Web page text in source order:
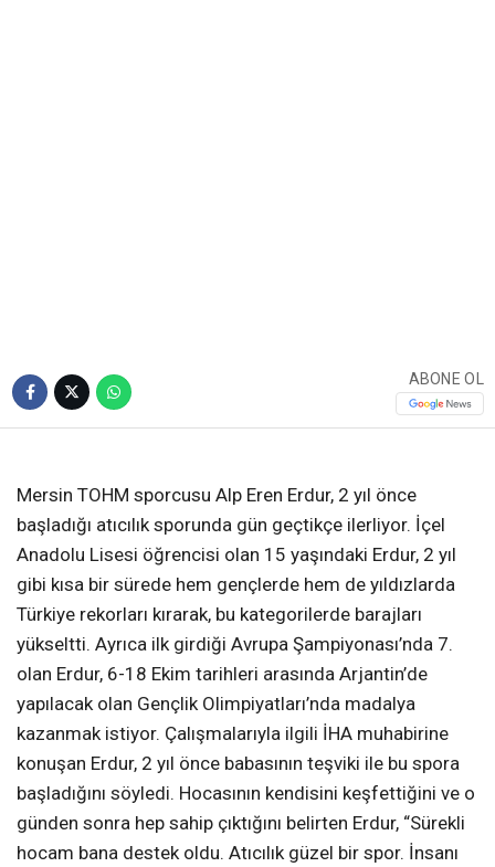
ABONE OL
Mersin TOHM sporcusu Alp Eren Erdur, 2 yıl önce
başladığı atıcılık sporunda gün geçtikçe ilerliyor. İçel
Anadolu Lisesi öğrencisi olan 15 yaşındaki Erdur, 2 yıl
gibi kısa bir sürede hem gençlerde hem de yıldızlarda
Türkiye rekorları kırarak, bu kategorilerde barajları
yükseltti. Ayrıca ilk girdiği Avrupa Şampiyonası’nda 7.
olan Erdur, 6-18 Ekim tarihleri arasında Arjantin’de
yapılacak olan Gençlik Olimpiyatları’nda madalya
kazanmak istiyor. Çalışmalarıyla ilgili İHA muhabirine
konuşan Erdur, 2 yıl önce babasının teşviki ile bu spora
başladığını söyledi. Hocasının kendisini keşfettiğini ve o
günden sonra hep sahip çıktığını belirten Erdur, “Sürekli
hocam bana destek oldu. Atıcılık güzel bir spor. İnsanı